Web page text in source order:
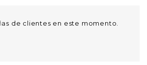
de clientes en este momento.